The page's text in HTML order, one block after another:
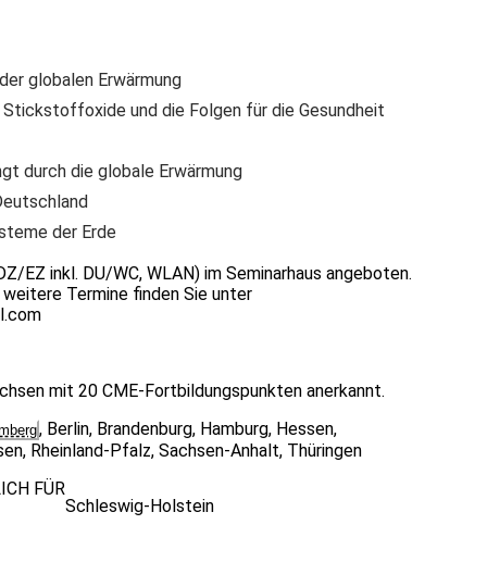
globalen Erwärmung
und die Folgen für die Gesundheit
durch die globale Erwärmung
der Erde
EZ inkl. DU/WC, WLAN) im Seminarhaus angeboten.
Termine finden Sie unter
mit 20 CME-Fortbildungspunkten anerkannt.
, Berlin, Brandenburg, Hamburg, Hessen,
, Rheinland-Pfalz, Sachsen-Anhalt, Thüringen
FÜR
Schleswig-Holstein